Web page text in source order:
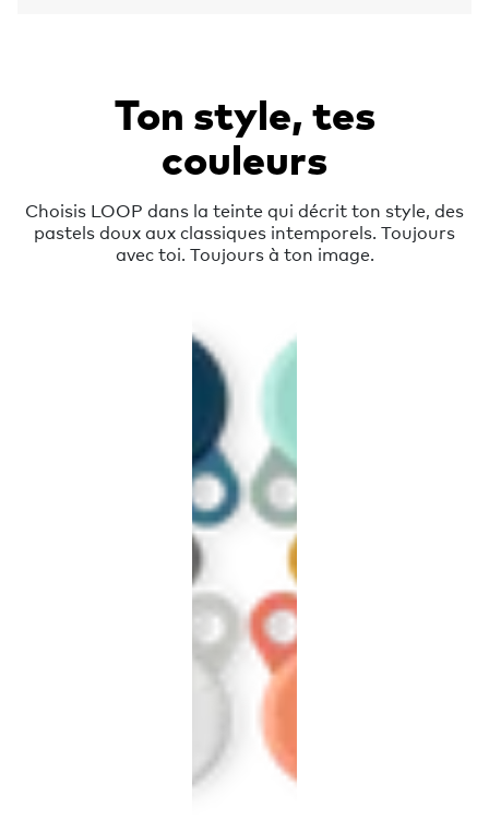
Ton style, tes
couleurs
Choisis LOOP dans la teinte qui décrit ton style, des
pastels doux aux classiques intemporels. Toujours
avec toi. Toujours à ton image.